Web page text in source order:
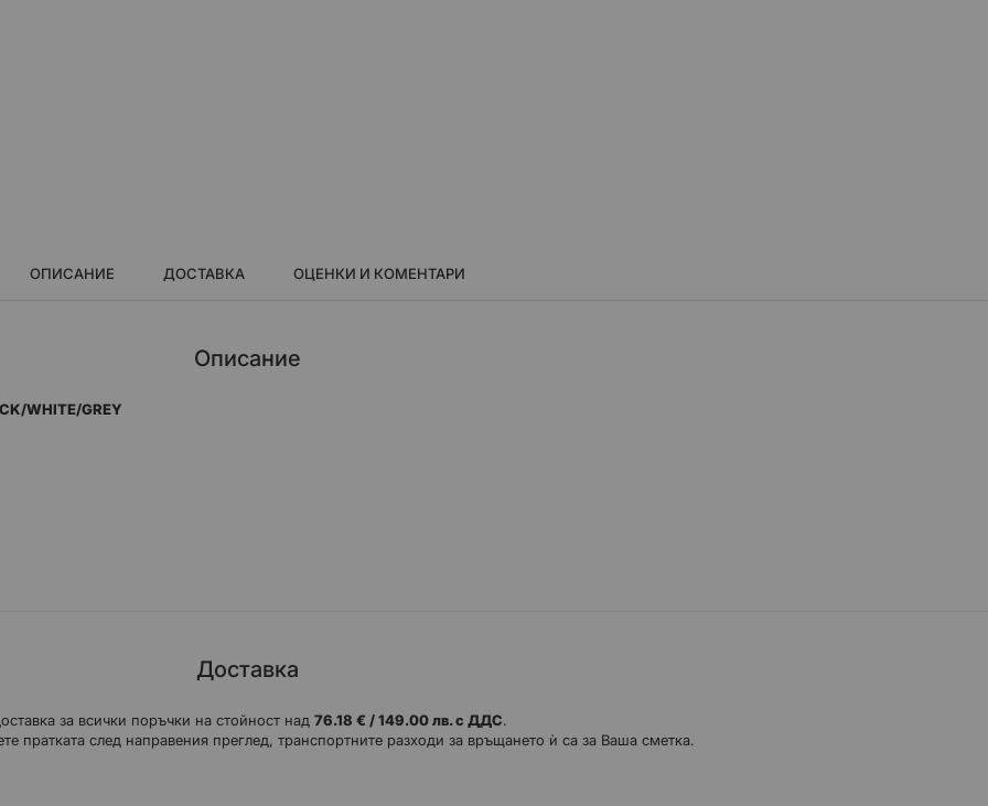
ОПИСАНИЕ ДОСТАВКА ОЦЕНКИ И КОМЕНТАРИ
Описание
WHITE/GREY
материя
Доставка
за всички поръчки на стойност над 76.18 € / 149.00 лв. с ДДС.
пратката след направения преглед, транспортните разходи за връщането ѝ са за Ваша сметка.